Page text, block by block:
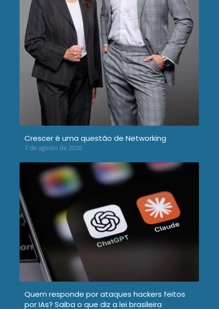
Crescer é uma questão de Networking
7 de agosto de 2026
Quem responde por ataques hackers feitos
por IAs? Saiba o que diz a lei brasileira